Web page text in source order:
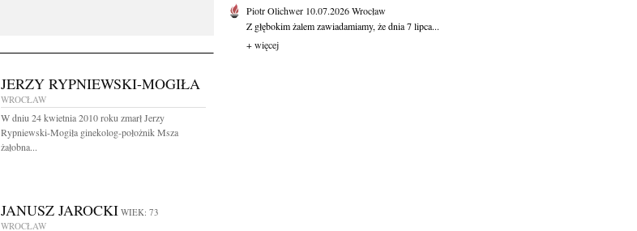
JERZY RYPNIEWSKI-MOGIŁA
WROCŁAW
W dniu 24 kwietnia 2010 roku zmarł Jerzy
Rypniewski-Mogiła ginekolog-położnik Msza
żałobna...
JANUSZ JAROCKI WIEK: 73
WROCŁAW
Piotr Olichwer 10.07.2026Wrocław
Z głębokim żalem zawiadamiamy, że dnia 7 lipca...
+ więcej